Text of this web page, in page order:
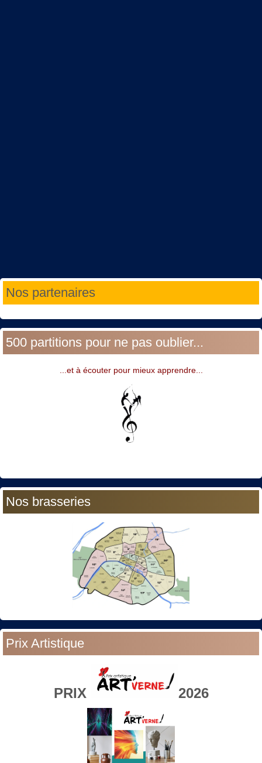
Nos partenaires
500 partitions pour ne pas oublier...
...et à écouter pour mieux apprendre...
Nos brasseries
Prix Artistique
PRIX 2026
Année
précédente
Mois
précédent
Année
suivante
Mois
suivant